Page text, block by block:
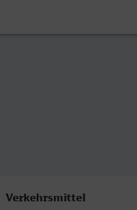
Verkehrsmittel